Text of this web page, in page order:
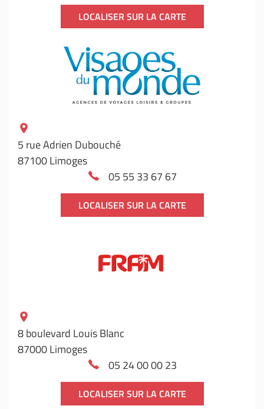
LOCALISER SUR LA CARTE
5 rue Adrien Dubouché
87100 Limoges
05 55 33 67 67
LOCALISER SUR LA CARTE
8 boulevard Louis Blanc
87000 Limoges
05 24 00 00 23
LOCALISER SUR LA CARTE